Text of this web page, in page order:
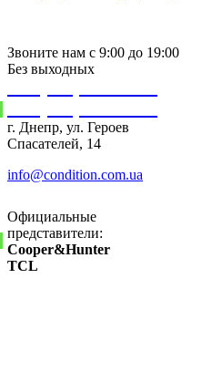
Звоните нам с 9:00 до 19:00
Без выходных
г. Днепр, ул. Героев
Спасателей, 14
info@condition.com.ua
Официальные
представители:
Cooper&Hunter
TCL